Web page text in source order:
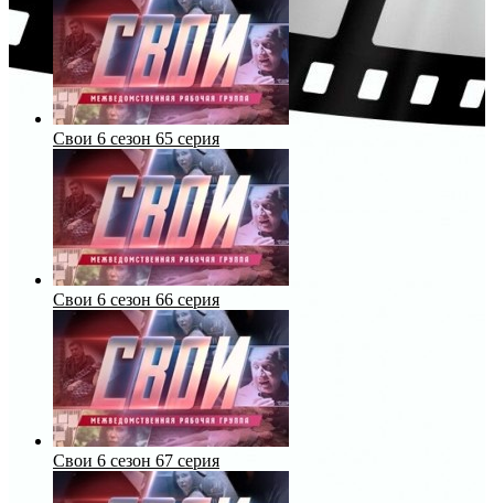
Свои 6 сезон 65 серия
Свои 6 сезон 66 серия
Свои 6 сезон 67 серия